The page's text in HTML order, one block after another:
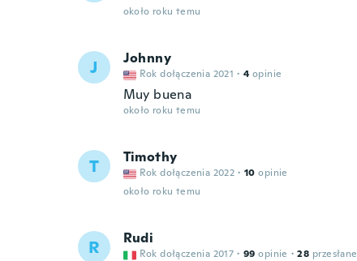
około roku temu
J Johnny
Rok dołączenia 2021 · 4 opinie
Muy buena
około roku temu
T Timothy
Rok dołączenia 2022 · 10 opinie
około roku temu
R Rudi
Rok dołączenia 2017 · 99 opinie · 28 przesłane